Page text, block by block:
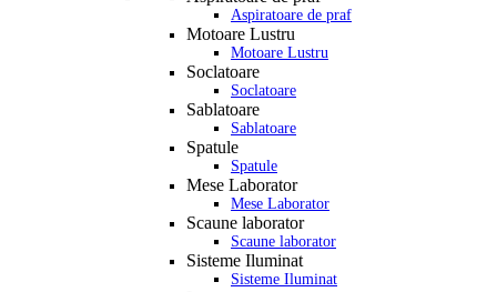
Aspiratoare de praf
Motoare Lustru
Motoare Lustru
Soclatoare
Soclatoare
Sablatoare
Sablatoare
Spatule
Spatule
Mese Laborator
Mese Laborator
Scaune laborator
Scaune laborator
Sisteme Iluminat
Sisteme Iluminat